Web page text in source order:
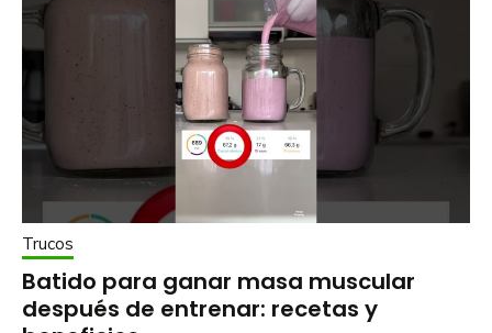
Trucos
Batido para ganar masa muscular
después de entrenar: recetas y